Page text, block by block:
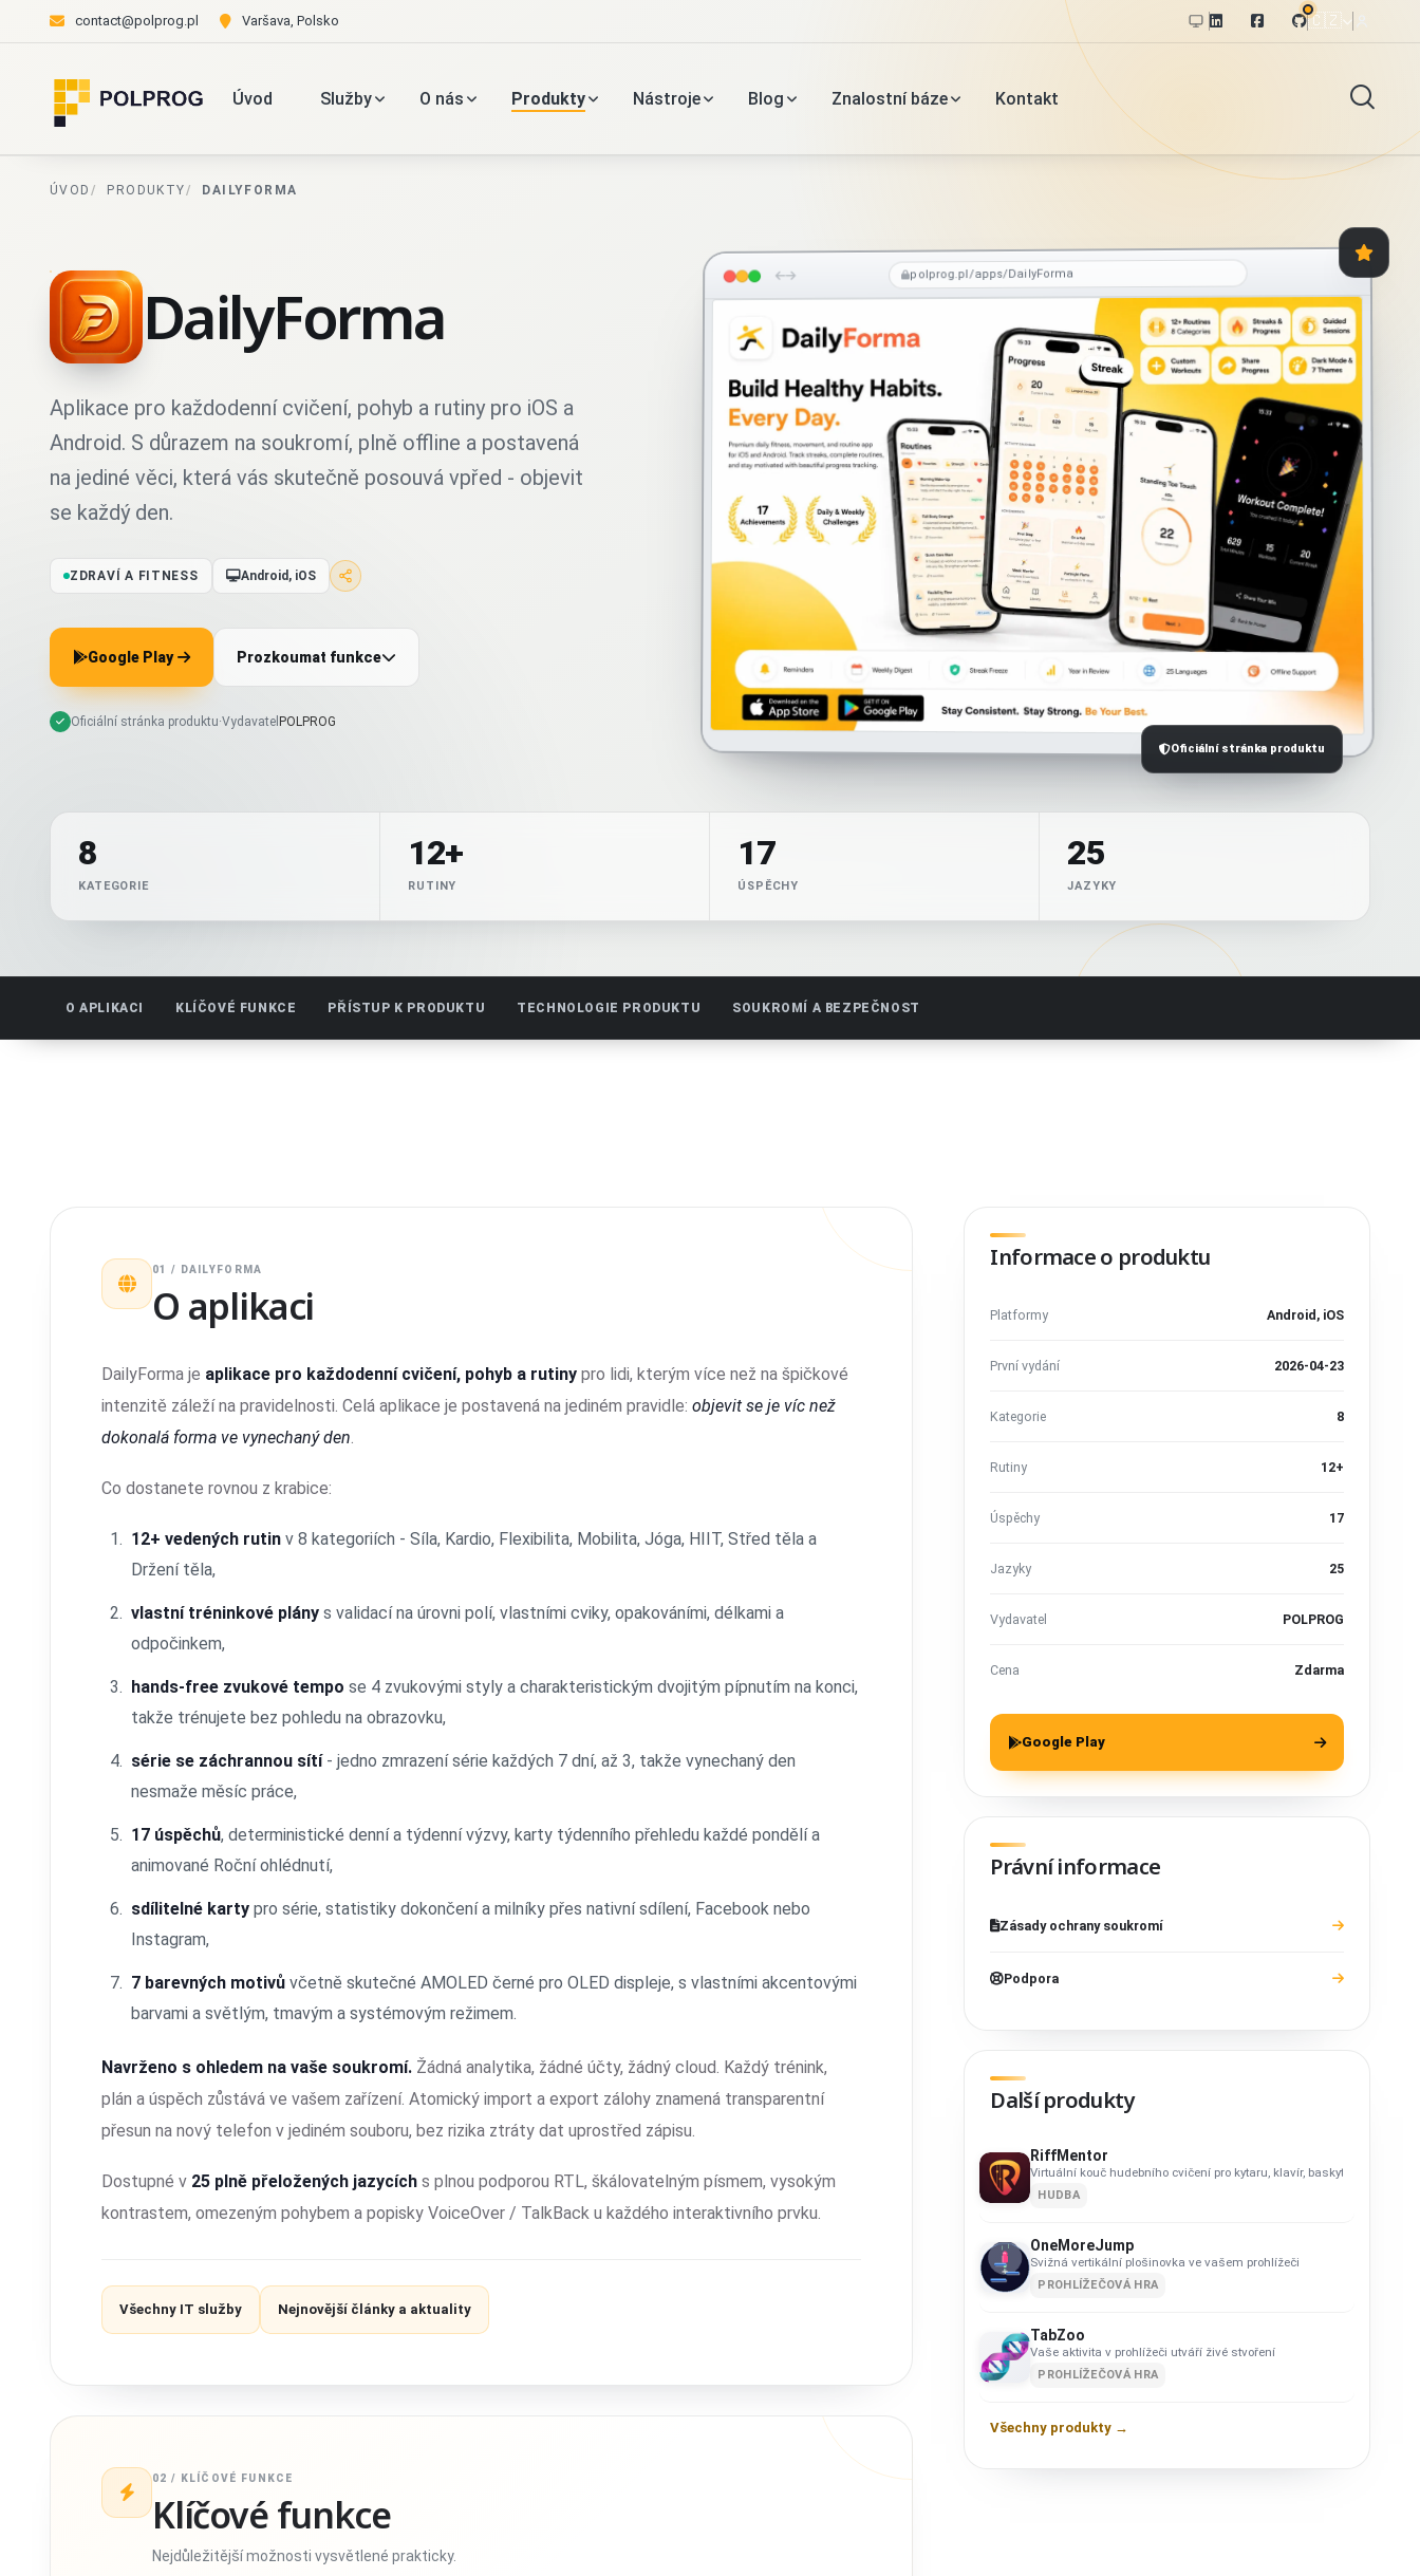
contact@polprog.pl Varšava, Polsko 🇨🇿
Úvod Služby O nás Produkty Nástroje Blog Znalostní báze Kontakt
ÚVOD PRODUKTY DAILYFORMA
DailyForma
Aplikace pro každodenní cvičení, pohyb a rutiny pro iOS a
Android. S důrazem na soukromí, plně offline a postavená
na jediné věci, která vás skutečně posouvá vpřed - objevit
se každý den.
ZDRAVÍ A FITNESS Android, iOS
Google Play Prozkoumat funkce
Oficiální stránka produktu·VydavatelPOLPROG
polprog.pl/apps/DailyForma
Oficiální stránka produktu
8
KATEGORIE
12+
RUTINY
17
ÚSPĚCHY
25
JAZYKY
O APLIKACI KLÍČOVÉ FUNKCE PŘÍSTUP K PRODUKTU TECHNOLOGIE PRODUKTU SOUKROMÍ A BEZPEČNOST
01 / DAILYFORMA
O aplikaci
DailyForma je aplikace pro každodenní cvičení, pohyb a rutiny pro lidi, kterým více než na špičkové
intenzitě záleží na pravidelnosti. Celá aplikace je postavená na jediném pravidle:objevit se je víc než
dokonalá forma ve vynechaný den.
Co dostanete rovnou z krabice:
12+ vedených rutin v 8 kategoriích - Síla, Kardio, Flexibilita, Mobilita, Jóga, HIIT, Střed těla a
Držení těla,
vlastní tréninkové plány s validací na úrovni polí, vlastními cviky, opakováními, délkami a
odpočinkem,
hands-free zvukové tempo se 4 zvukovými styly a charakteristickým dvojitým pípnutím na konci,
takže trénujete bez pohledu na obrazovku,
série se záchrannou sítí- jedno zmrazení série každých 7 dní, až 3, takže vynechaný den
nesmaže měsíc práce,
17 úspěchů, deterministické denní a týdenní výzvy, karty týdenního přehledu každé pondělí a
animované Roční ohlédnutí,
sdílitelné karty pro série, statistiky dokončení a milníky přes nativní sdílení, Facebook nebo
Instagram,
7 barevných motivů včetně skutečné AMOLED černé pro OLED displeje, s vlastními akcentovými
barvami a světlým, tmavým a systémovým režimem.
Navrženo s ohledem na vaše soukromí. Žádná analytika, žádné účty, žádný cloud. Každý trénink,
plán a úspěch zůstává ve vašem zařízení. Atomický import a export zálohy znamená transparentní
přesun na nový telefon v jediném souboru, bez rizika ztráty dat uprostřed zápisu.
Dostupné v 25 plně přeložených jazycích s plnou podporou RTL, škálovatelným písmem, vysokým
kontrastem, omezeným pohybem a popisky VoiceOver / TalkBack u každého interaktivního prvku.
Všechny IT služby Nejnovější články a aktuality
02 / KLÍČOVÉ FUNKCE
Klíčové funkce
Nejdůležitější možnosti vysvětlené prakticky.
Informace o produktu
Platformy Android, iOS
První vydání 2026-04-23
Kategorie 8
Rutiny 12+
Úspěchy 17
Jazyky 25
Vydavatel POLPROG
Cena Zdarma
Google Play
Právní informace
Zásady ochrany soukromí
Podpora
Další produkty
RiffMentor
Virtuální kouč hudebního cvičení pro kytaru, klavír, baskytaru,
HUDBA
OneMoreJump
Svižná vertikální plošinovka ve vašem prohlížeči
PROHLÍŽEČOVÁ HRA
TabZoo
Vaše aktivita v prohlížeči utváří živé stvoření
PROHLÍŽEČOVÁ HRA
Všechny produkty →